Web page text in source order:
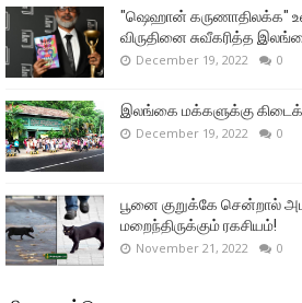
"ஷெஹான் கருணாதிலக்க"
விருதினை சுவீகரித்த
December 19, 2022 0
இலங்கை மக்களுக்கு
December 19, 2022 0
பூனை குறுக்கே சென்றால்
மறைந்திருக்கும் ரகசியம்!
November 21, 2022 0